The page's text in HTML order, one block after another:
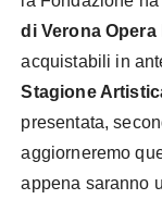
di Verona Opera
acquistabili in
Stagione
presentata,
aggiorneremo
appena saranno